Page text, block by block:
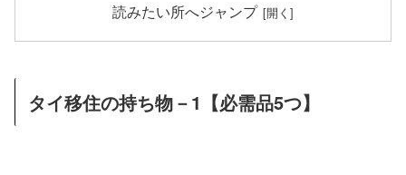
読みたい所へジャンプ
タイ移住の持ち物－1【必需品5つ】